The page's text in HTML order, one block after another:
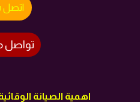
اتصل
تواصل
اهمية الصيانة